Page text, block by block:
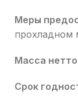
Меры
прохладном
Масса
Срок